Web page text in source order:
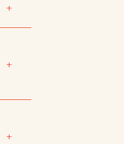
+
+
+